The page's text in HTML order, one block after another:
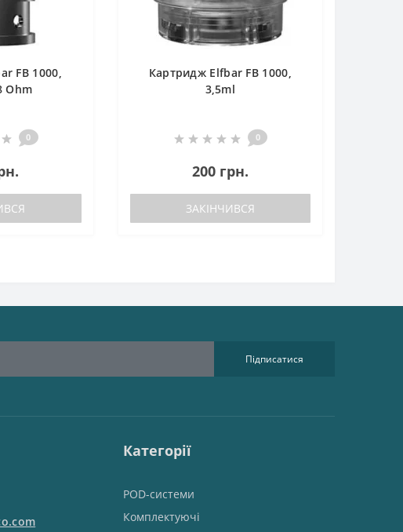
FB 1000,
Ohm
0
Картридж Elfbar FB 1000,
3,5ml
0
200 грн.
ЗАКІНЧИВСЯ
Підписатися
Категорії
POD-системи
Комплектуючі